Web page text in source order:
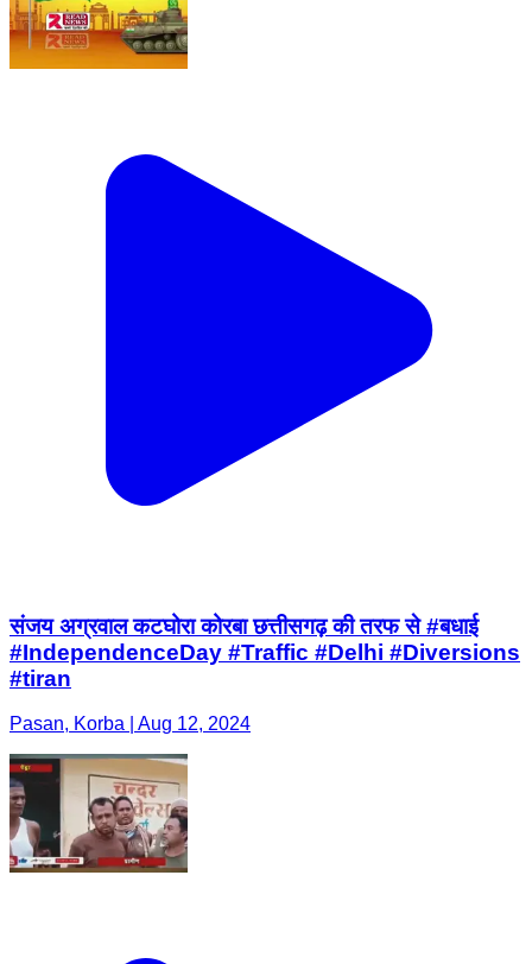
संजय अग्रवाल कटघोरा कोरबा छत्तीसगढ़ की तरफ से #बधाई
#IndependenceDay #Traffic #Delhi #Diversions
#tiran
Pasan, Korba | Aug 12, 2024